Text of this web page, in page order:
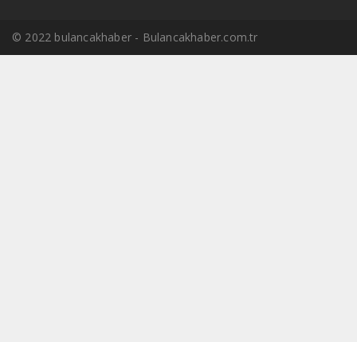
© 2022 bulancakhaber - Bulancakhaber.com.tr